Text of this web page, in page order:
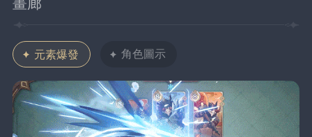
元素爆發 角色圖示